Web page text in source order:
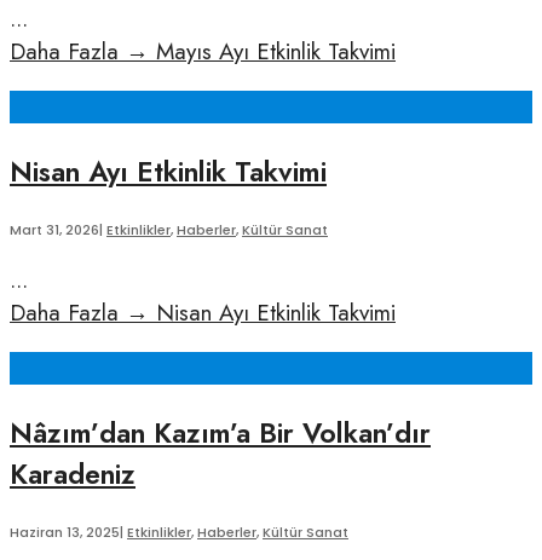
...
Daha Fazla → Mayıs Ayı Etkinlik Takvimi
Nisan Ayı Etkinlik Takvimi
Mart 31, 2026| Etkinlikler,Haberler,Kültür Sanat
...
Daha Fazla → Nisan Ayı Etkinlik Takvimi
Nâzım’dan Kazım’a Bir Volkan’dır
Karadeniz
Haziran 13, 2025| Etkinlikler,Haberler,Kültür Sanat